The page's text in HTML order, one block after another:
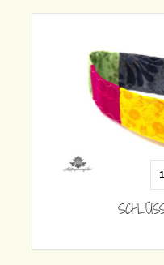
14,90
SCHLÜSSELBAND KURZ